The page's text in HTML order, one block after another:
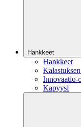
Hankkeet
Hankkeet
Innovaatio-
Kapyysi